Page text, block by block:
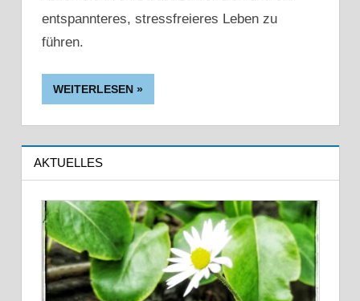
entspannteres, stressfreieres Leben zu
führen.
WEITERLESEN
AKTUELLES